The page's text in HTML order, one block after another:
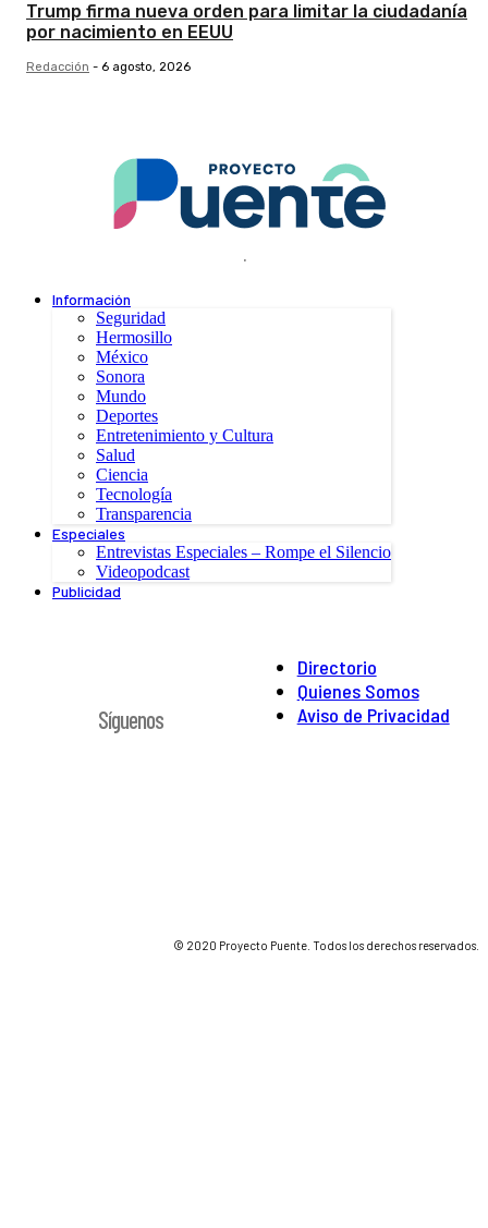
Trump firma nueva orden para limitar la ciudadanía
por nacimiento en EEUU
Redacción - 6 agosto, 2026
.
Información
Seguridad
Hermosillo
México
Sonora
Mundo
Deportes
Entretenimiento y Cultura
Salud
Ciencia
Tecnología
Transparencia
Especiales
Entrevistas Especiales – Rompe el Silencio
Videopodcast
Publicidad
Directorio
Quienes Somos
Aviso de Privacidad
Síguenos
© 2020 Proyecto Puente. Todos los derechos reservados.